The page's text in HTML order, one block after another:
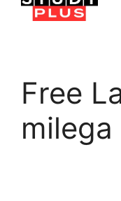
content
Free
milega